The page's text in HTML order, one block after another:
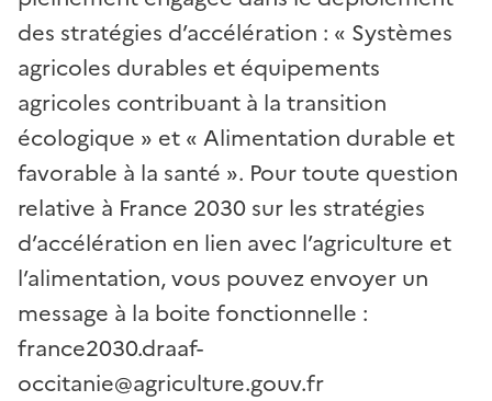
des stratégies d’accélération : « Systèmes
agricoles durables et équipements
agricoles contribuant à la transition
écologique » et « Alimentation durable et
favorable à la santé ». Pour toute question
relative à France 2030 sur les stratégies
d’accélération en lien avec l’agriculture et
l’alimentation, vous pouvez envoyer un
message à la boite fonctionnelle :
france2030.draaf-
occitanie@agriculture.gouv.fr